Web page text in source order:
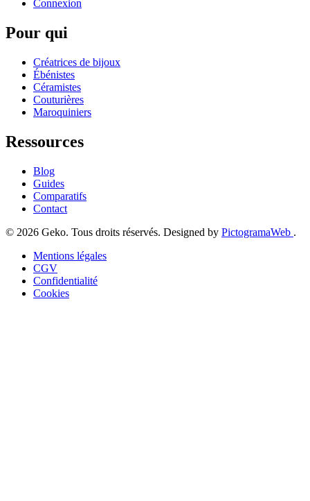
Connexion
Pour qui
Créatrices de bijoux
Ébénistes
Céramistes
Couturières
Maroquiniers
Ressources
Blog
Guides
Comparatifs
Contact
© 2026 Geko. Tous droits réservés. Designed by PictogramaWeb .
Mentions légales
CGV
Confidentialité
Cookies